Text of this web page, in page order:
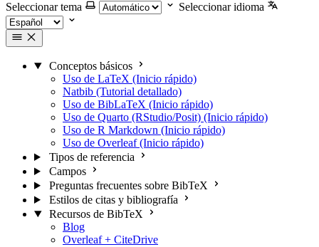
Seleccionar tema
Seleccionar idioma
Conceptos básicos
Uso de LaTeX (Inicio rápido)
Natbib (Tutorial detallado)
Uso de BibLaTeX (Inicio rápido)
Uso de Quarto (RStudio/Posit) (Inicio rápido)
Uso de R Markdown (Inicio rápido)
Uso de Overleaf (Inicio rápido)
Tipos de referencia
Campos
Preguntas frecuentes sobre BibTeX
Estilos de citas y bibliografía
Recursos de BibTeX
Blog
Overleaf + CiteDrive